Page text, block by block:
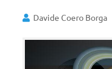
Davide Coero Borga